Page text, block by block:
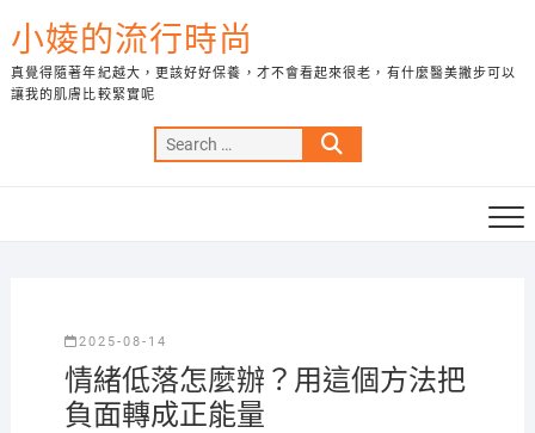
to
content
小婈的流行時尚
真覺得隨著年紀越大，更該好好保養，才不會看起來很老，有什麼醫美撇步可以
讓我的肌膚比較緊實呢
Search
…
2025-08-14
情緒低落怎麼辦？用這個方法把
負面轉成正能量